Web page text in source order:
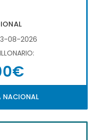
08-2026
NACIONAL